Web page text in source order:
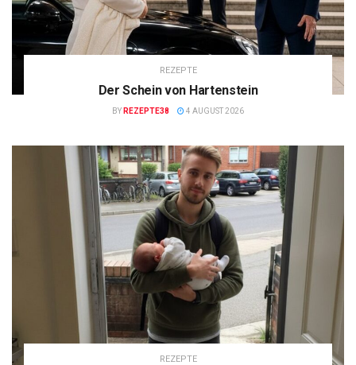
REZEPTE
Der Schein von Hartenstein
BY REZEPTE38 4 AUGUST 2026
REZEPTE